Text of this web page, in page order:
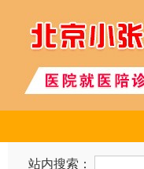
站内搜索：